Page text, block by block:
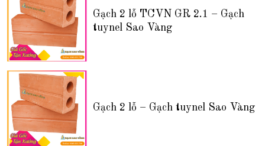
Gạch 2 lỗ TCVN GR 2.1 – Gạch
tuynel Sao Vàng
Gạch 2 lỗ – Gạch tuynel Sao Vàng